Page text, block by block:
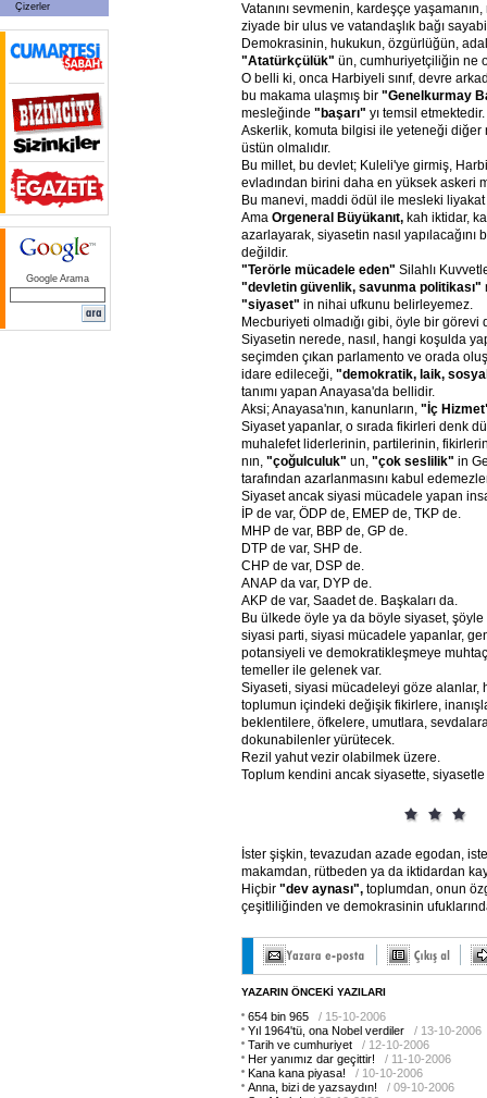
Çizerler
Google Arama
Vatanını sevmenin, kardeşçe
ziyade bir ulus ve vatandaşlık bağı
Demokrasinin, hukukun, özgürlüğün,
"Atatürkçülük" ün, cumhuriyetçiliğin ne
O belli ki, onca Harbiyeli sınıf, devre
bu makama ulaşmış bir "Genelkurmay
mesleğinde "başarı" yı temsil etmektedir.
Askerlik, komuta bilgisi ile yeteneği diğer
üstün olmalıdır.
Bu millet, bu devlet; Kuleli'ye girmiş,
evladından birini daha en yüksek askeri
Bu manevi, maddi ödül ile mesleki liyakat
Ama Orgeneral Büyükanıt, kah iktidar,
azarlayarak, siyasetin nasıl
değildir.
"Terörle mücadele eden" Silahlı
"devletin güvenlik, savunma politikası"
"siyaset" in nihai ufkunu belirleyemez.
Mecburiyeti olmadığı gibi, öyle bir görevi
Siyasetin nerede, nasıl, hangi koşulda
seçimden çıkan parlamento ve orada
idare edileceği, "demokratik, laik,
tanımı yapan Anayasa'da bellidir.
Aksi; Anayasa'nın, kanunların, "İç
Siyaset yapanlar, o sırada fikirleri denk
muhalefet liderlerinin, partilerinin,
nın, "çoğulculuk" un, "çok seslilik" in
tarafından azarlanmasını kabul
Siyaset ancak siyasi mücadele yapan
İP de var, ÖDP de, EMEP de, TKP de.
MHP de var, BBP de, GP de.
DTP de var, SHP de.
CHP de var, DSP de.
ANAP da var, DYP de.
AKP de var, Saadet de. Başkaları da.
Bu ülkede öyle ya da böyle siyaset,
siyasi parti, siyasi mücadele yapanlar,
potansiyeli ve demokratikleşmeye
temeller ile gelenek var.
Siyaseti, siyasi mücadeleyi göze alanlar,
toplumun içindeki değişik fikirlere,
beklentilere, öfkelere, umutlara,
dokunabilenler yürütecek.
Rezil yahut vezir olabilmek üzere.
Toplum kendini ancak siyasette, siyasetle
İster şişkin, tevazudan azade egodan,
makamdan, rütbeden ya da iktidardan
Hiçbir "dev aynası", toplumdan, onun
çeşitliliğinden ve demokrasinin
YAZARIN ÖNCEKİ YAZILARI
654 bin 965
/ 15-10-2006
Yıl 1964'tü, ona Nobel verdiler
/ 13-10-2006
Tarih ve cumhuriyet
/ 12-10-2006
Her yanımız dar geçittir!
/ 11-10-2006
Kana kana piyasa!
/ 10-10-2006
Anna, bizi de yazsaydın!
/ 09-10-2006